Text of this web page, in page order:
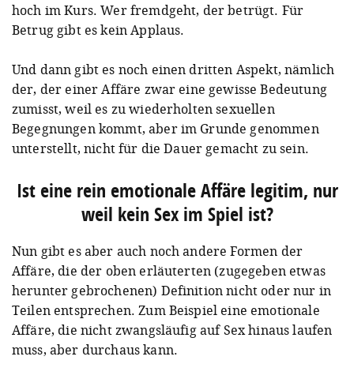
hoch im Kurs. Wer fremdgeht, der betrügt. Für
Betrug gibt es kein Applaus.
Und dann gibt es noch einen dritten Aspekt, nämlich
der, der einer Affäre zwar eine gewisse Bedeutung
zumisst, weil es zu wiederholten sexuellen
Begegnungen kommt, aber im Grunde genommen
unterstellt, nicht für die Dauer gemacht zu sein.
Ist eine rein emotionale Affäre legitim, nur
weil kein Sex im Spiel ist?
Nun gibt es aber auch noch andere Formen der
Affäre, die der oben erläuterten (zugegeben etwas
herunter gebrochenen) Definition nicht oder nur in
Teilen entsprechen. Zum Beispiel eine emotionale
Affäre, die nicht zwangsläufig auf Sex hinaus laufen
muss, aber durchaus kann.